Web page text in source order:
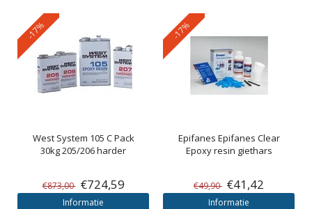
-17%
West System 105 C Pack
30kg 205/206 harder
€873,00 €724,59
Informatie
-17%
Epifanes Epifanes Clear
Epoxy resin giethars
€49,90 €41,42
Informatie